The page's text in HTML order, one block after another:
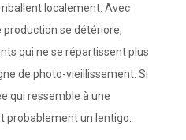
localement. Avec
production se détériore,
qui ne se répartissent plus
de photo-vieillissement. Si
qui ressemble à une
probablement un lentigo.